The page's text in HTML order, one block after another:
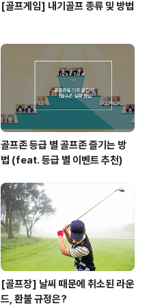
[골프게임] 내기골프 종류 및 방법
골프존 등급 별 골프존 즐기는 방
법 (feat. 등급 별 이벤트 추천)
[골프장] 날씨 때문에 취소된 라운
드, 환불 규정은?